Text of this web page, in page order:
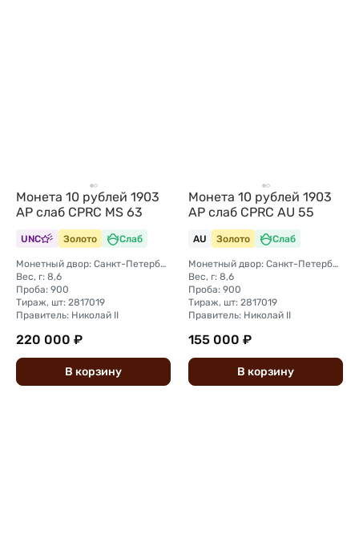
Монета 10 рублей 1903
АР слаб CPRC MS 63
UNC Золото Слаб
Монетный двор: Санкт-Петербургский монетный двор
Вес, г: 8,6
Проба: 900
Тираж, шт: 2817019
Правитель: Николай II
220 000 ₽
В корзину
Монета 10 рублей 1903
АР слаб CPRC AU 55
AU Золото Слаб
Монетный двор: Санкт-Петербургский монетный двор
Вес, г: 8,6
Проба: 900
Тираж, шт: 2817019
Правитель: Николай II
155 000 ₽
В корзину